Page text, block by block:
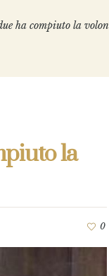
ha compiuto la
la
0